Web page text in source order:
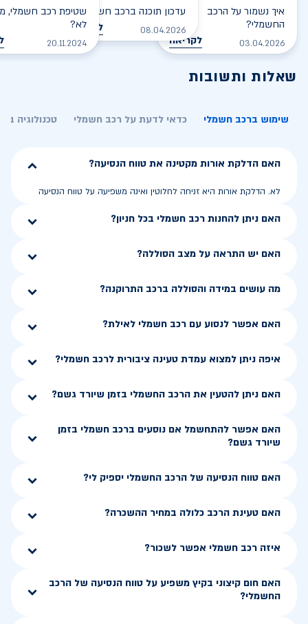
איך נשמור על הרכב
החשמלי?
03.04.2026 לקריאה
עדכון תוכנה ברכב חשמלי
08.04.2026 לקריאה
שטיפת רכב חשמלי,
לא?
20.11.2024
שאלות ותשובות
שימוש ברכב חשמלי כדאי לדעת על רכב חשמלי טכנולוגיה
האם הדלקת אורות מקטינה את טווח הנסיעה?
לא. הדלקת אורות היא זניחה לחלוטין ואינה משפיעה על טווח הנסיעה
האם ניתן להחנות רכב חשמלי בכל חניון?
האם יש התראה על מצב הסוללה?
מה עושים במידה והסוללה ברכב התרוקנה?
האם אפשר לנסוע עם רכב חשמלי לאילת?
איפה ניתן למצוא עמדת טעינה ציבורית לרכב חשמלי?
האם ניתן להטעין את הרכב החשמלי בזמן שיורד גשם?
האם אפשר להתחשמל אם נוסעים ברכב חשמלי בזמן
שיורד גשם?
האם טווח הנסיעה של הרכב החשמלי יספיק לי?
האם טעינת הרכב כלולה במחיר ההשכרה?
איזה רכב חשמלי אפשר לשכור?
האם חום קיצוני בקיץ משפיע על טווח הנסיעה של הרכב
החשמלי?